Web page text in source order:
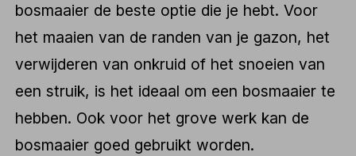
bosmaaier de beste optie die je hebt. Voor
het maaien van de randen van je gazon, het
verwijderen van onkruid of het snoeien van
een struik, is het ideaal om een bosmaaier te
hebben. Ook voor het grove werk kan de
bosmaaier goed gebruikt worden.